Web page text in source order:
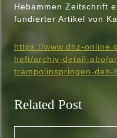
Hebammen Zeitschrift
fundierter Artikel von
https://www.dhz-
heft/archiv-detail-abo/
trampolinspringen-den-
Related Post